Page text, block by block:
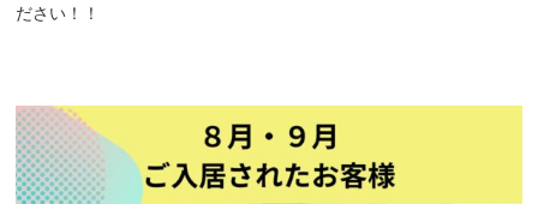
ださい！！